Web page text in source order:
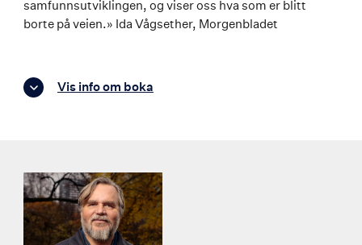
samfunnsutviklingen, og viser oss hva som er blitt
borte på veien.» Ida Vågsether, Morgenbladet
Vis info om boka